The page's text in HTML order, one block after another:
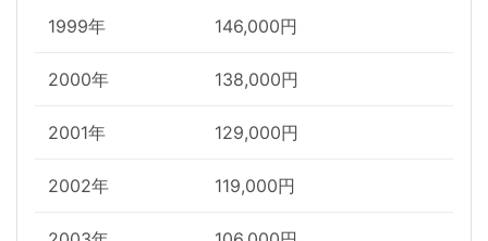
1999年 146,000円
2000年 138,000円
2001年 129,000円
2002年 119,000円